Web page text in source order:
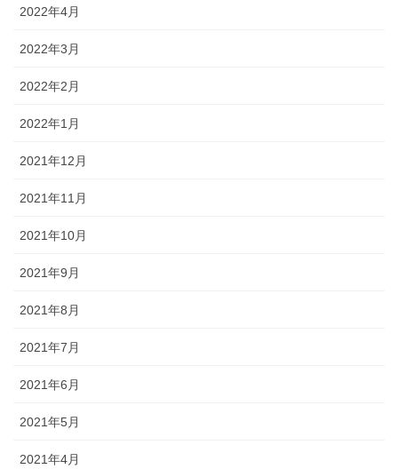
2022年4月
2022年3月
2022年2月
2022年1月
2021年12月
2021年11月
2021年10月
2021年9月
2021年8月
2021年7月
2021年6月
2021年5月
2021年4月